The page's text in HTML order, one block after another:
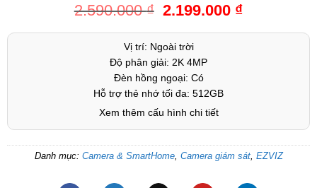
2.590.000₫ 2.199.000 ₫
Vị trí: Ngoài trời
Độ phân giải: 2K 4MP
Đèn hồng ngoại: Có
Hỗ trợ thẻ nhớ tối đa: 512GB
Xem thêm cấu hình chi tiết
Danh mục: Camera & SmartHome, Camera giám sát, EZVIZ